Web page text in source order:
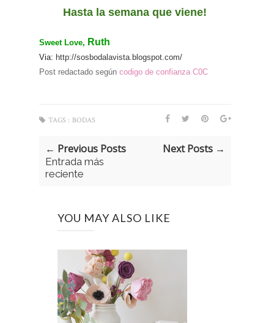
Hasta la semana que viene!
Sweet Love, Ruth
Via: http://sosbodalavista.blogspot.com/
Post redactado según codigo de confianza C0C
TAGS : BODAS
← Previous Posts
Entrada más
reciente
Next Posts →
YOU MAY ALSO LIKE